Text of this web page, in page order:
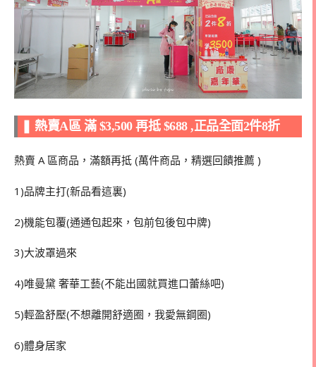
熱賣A區 滿 $3,500 再抵 $688 ,正品全面2件8折
熱賣 A 區商品，滿額再抵 (萬件商品，精選回饋推薦 )
1)品牌主打(新品看這裏)
2)機能包覆(通通包起來，包前包後包中牌)
3)大波罩過來
4)唯曼黛 奢華工藝(不能出國就買進口蕾絲吧)
5)輕盈舒壓(不想離開舒適圈，我愛無鋼圈)
6)體身居家